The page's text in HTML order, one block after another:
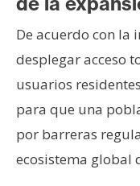
s
o
n
t
De acuerdo con la
desplegar acceso
usuarios
para que una
por barreras
ecosistema global